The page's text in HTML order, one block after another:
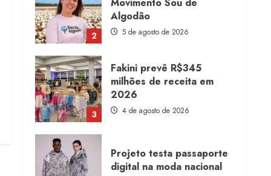
2
Algodão
5 de agosto de 2026
3
Fakini prevê R$345
milhões de receita em
2026
4 de agosto de 2026
Projeto testa passaporte
digital na moda nacional